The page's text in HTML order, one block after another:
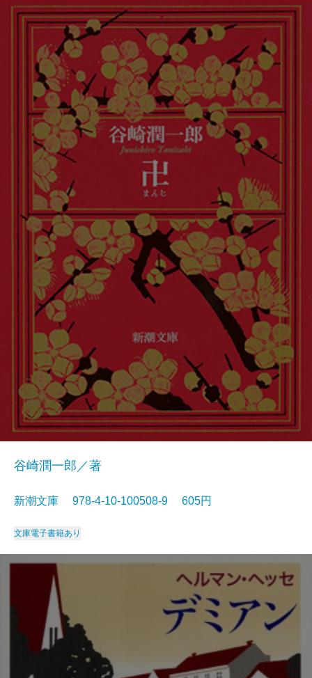
谷崎潤一郎／著
新潮文庫 978-4-10-100508-9 605円
文庫電子書籍あり